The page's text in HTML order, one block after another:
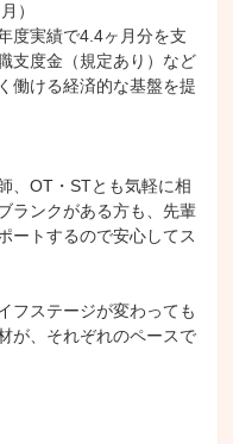
）
度実績で4.4ヶ月分を支
支度金（規定あり）など
働ける経済的な基盤を提
、OT・STとも気軽に相
ランクがある方も、先輩
ートするので安心してス
フステージが変わっても
が、それぞれのペースで